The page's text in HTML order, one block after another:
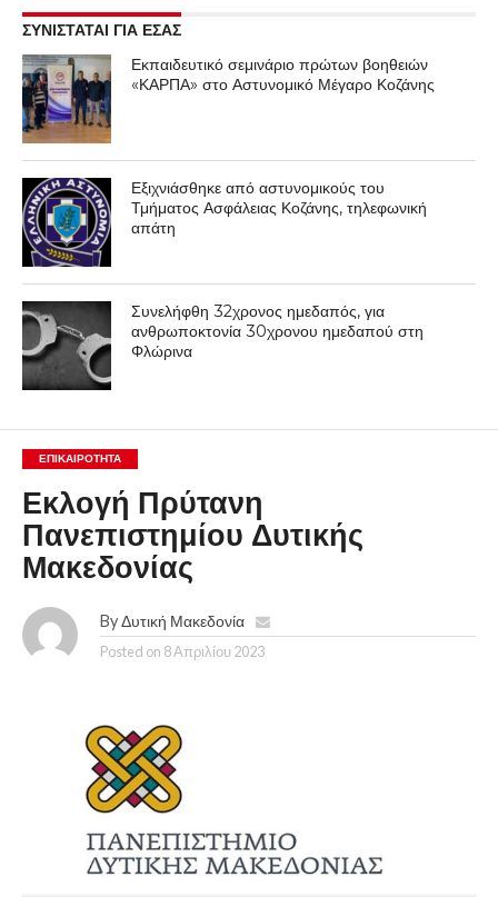
ΣΥΝΙΣΤΑΤΑΙ ΓΙΑ ΕΣΑΣ
Εκπαιδευτικό σεμινάριο πρώτων βοηθειών
«ΚΑΡΠΑ» στο Αστυνομικό Μέγαρο Κοζάνης
Εξιχνιάσθηκε από αστυνομικούς του
Τμήματος Ασφάλειας Κοζάνης, τηλεφωνική
απάτη
Συνελήφθη 32χρονος ημεδαπός, για
ανθρωποκτονία 30χρονου ημεδαπού στη
Φλώρινα
ΕΠΙΚΑΙΡΟΤΗΤΑ
Εκλογή Πρύτανη
Πανεπιστημίου Δυτικής
Μακεδονίας
By Δυτική Μακεδονία
Posted on 8 Απριλίου 2023